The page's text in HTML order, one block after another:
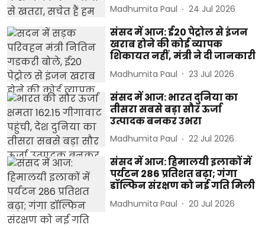
Madhumita Paul 24 Jul 2026
संसद में आज: ई20 पेट्रोल से इंजन
खराब होने की कोई व्यापक
शिकायत नहीं, मंत्री ने दी जानकारी
Madhumita Paul 23 Jul 2026
संसद में आज: भारत दुनिया का
तीसरा सबसे बड़ा सौर ऊर्जा
उत्पादक बनकर उभरा
Madhumita Paul 22 Jul 2026
संसद में आज: हिमालयी इलाकों में
पर्यटन 286 प्रतिशत बढ़ा; गंगा
डॉल्फिन संरक्षण को नई गति मिली
Madhumita Paul 20 Jul 2026